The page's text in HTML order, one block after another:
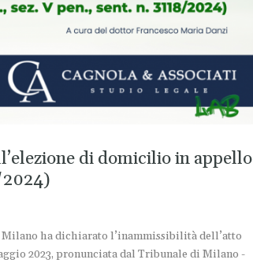
di domicilio in appello
2024)
Milano ha dichiarato l’inammissibilità dell’atto
2023, pronunciata dal Tribunale di Milano -